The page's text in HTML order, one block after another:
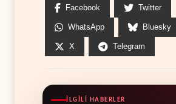
Facebook Twitter
WhatsApp Bluesky
X Telegram
İLGILI HABERLER